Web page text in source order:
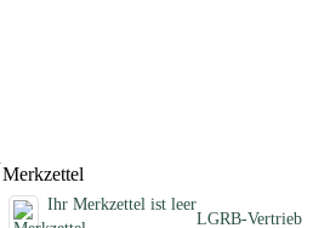
Merkzettel
Ihr Merkzettel ist leer
LGRB-Vertrieb